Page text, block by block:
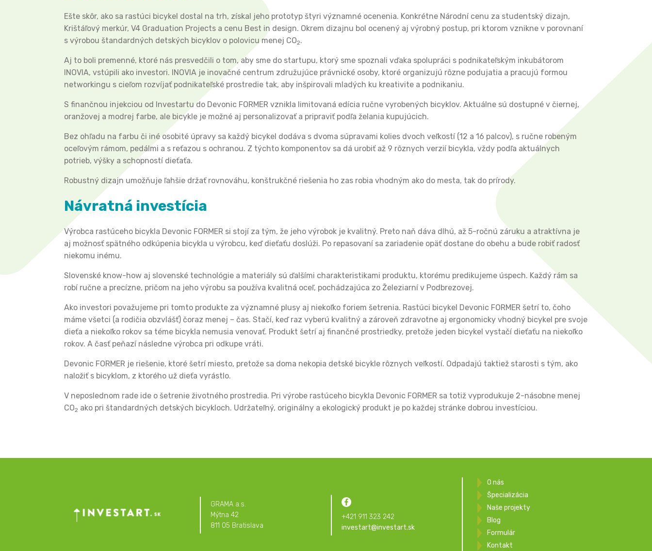
Ešte skôr, ako sa rastúci bicykel dostal na trh, získal jeho prototyp štyri významné ocenenia. Konkrétne Národní cenu za studentský dizajn,
Krištáľový merkúr, V4 Graduation Projects a cenu Best in design. Okrem dizajnu bol ocenený aj výrobný postup, pri ktorom vznikne v porovnaní
s výrobou štandardných detských bicyklov o polovicu menej CO2.
Aj to boli premenné, ktoré nás presvedčili o tom, aby sme do startupu, ktorý sme spoznali vďaka spolupráci s podnikateľským inkubátorom
INOVIA, vstúpili ako investori. INOVIA je inovačné centrum združujúce právnické osoby, ktoré organizujú rôzne podujatia a pracujú formou
networkingu s cieľom rozvíjať podnikateľské prostredie tak, aby inšpirovali mladých ku kreativite a podnikaniu.
S finančnou injekciou od Investartu do Devonic FORMER vznikla limitovaná edícia ručne vyrobených bicyklov. Aktuálne sú dostupné v čiernej,
oranžovej a modrej farbe, ale bicykle je možné aj personalizovať a pripraviť podľa želania kupujúcich.
Bez ohľadu na farbu či iné osobité úpravy sa každý bicykel dodáva s dvoma súpravami kolies dvoch veľkostí (12 a 16 palcov), s ručne robeným
oceľovým rámom, pedálmi a s reťazou s ochranou. Z týchto komponentov sa dá urobiť až 9 rôznych verzií bicykla, vždy podľa aktuálnych
potrieb, výšky a schopností dieťaťa.
Robustný dizajn umožňuje ľahšie držať rovnováhu, konštrukčné riešenia ho zas robia vhodným ako do mesta, tak do prírody.
Návratná investícia
Výrobca rastúceho bicykla Devonic FORMER si stojí za tým, že jeho výrobok je kvalitný. Preto naň dáva dlhú, až 5-ročnú záruku a atraktívna je
aj možnosť spätného odkúpenia bicykla u výrobcu, keď dieťaťu doslúži. Po repasovaní sa zariadenie opäť dostane do obehu a bude robiť radosť
niekomu inému.
Slovenské know-how aj slovenské technológie a materiály sú ďalšími charakteristikami produktu, ktorému predikujeme úspech. Každý rám sa
robí ručne a precízne, pričom na jeho výrobu sa používa kvalitná oceľ, pochádzajúca zo Železiarní v Podbrezovej.
Ako investori považujeme pri tomto produkte za významné plusy aj niekoľko foriem šetrenia. Rastúci bicykel Devonic FORMER šetrí to, čoho
máme všetci (a rodičia obzvlášť) čoraz menej – čas. Stačí, keď raz vyberú kvalitný a zároveň zdravotne aj ergonomicky vhodný bicykel pre svoje
dieťa a niekoľko rokov sa téme bicykla nemusia venovať. Produkt šetrí aj finančné prostriedky, pretože jeden bicykel vystačí dieťaťu na niekoľko
rokov. A časť peňazí následne výrobca pri odkupe vráti.
Devonic FORMER je riešenie, ktoré šetrí miesto, pretože sa doma nekopia detské bicykle rôznych veľkostí. Odpadajú taktiež starosti s tým, ako
naložiť s bicyklom, z ktorého už dieťa vyrástlo.
V neposlednom rade ide o šetrenie životného prostredia. Pri výrobe rastúceho bicykla Devonic FORMER sa totiž vyprodukuje 2-násobne menej
CO2 ako pri štandardných detských bicykloch. Udržateľný, originálny a ekologický produkt je po každej stránke dobrou investíciou.
GRAMA a.s.
Mýtna 42
811 05 Bratislava
+421 911 323 242
investart@investart.sk
O nás
Špecializácia
Naše projekty
Blog
Formulár
Kontakt